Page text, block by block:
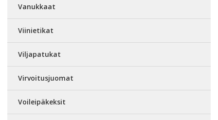
Vanukkaat
Viinietikat
Viljapatukat
Virvoitusjuomat
Voileipäkeksit